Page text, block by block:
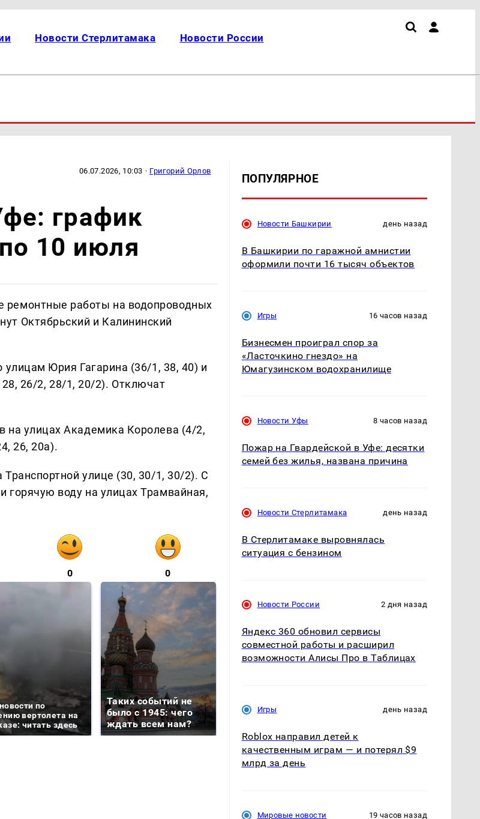
Новости Стерлитамака Новости России
06.07.2026, 10:03 · Григорий Орлов
график
10 июля
ремонтные работы на водопроводных
Октябрьский и Калининский
улицам Юрия Гагарина (36/1, 38, 40) и
26/2, 28/1, 20/2). Отключат
на улицах Академика Королева (4/2,
26, 20а).
улице (30, 30/1, 30/2). С
горячую воду на улицах Трамвайная,
0 0
по
вертолета на
читать здесь
Таких событий не
было с 1945: чего
ждать всем нам?
В магазинах России
ажиотаж из-за этого
машину напали и
ПОПУЛЯРНОЕ
Новости Башкирии день назад
В Башкирии по гаражной амнистии
оформили почти 16 тысяч объектов
Игры 16 часов назад
Бизнесмен проиграл спор за
«Ласточкино гнездо» на
Юмагузинском водохранилище
Новости Уфы 8 часов назад
Пожар на Гвардейской в Уфе: десятки
семей без жилья, названа причина
Новости Стерлитамака день назад
В Стерлитамаке выровнялась
ситуация с бензином
Новости России 2 дня назад
Яндекс 360 обновил сервисы
совместной работы и расширил
возможности Алисы Про в Таблицах
Игры день назад
Roblox направил детей к
качественным играм — и потерял $9
млрд за день
Мировые новости 19 часов назад